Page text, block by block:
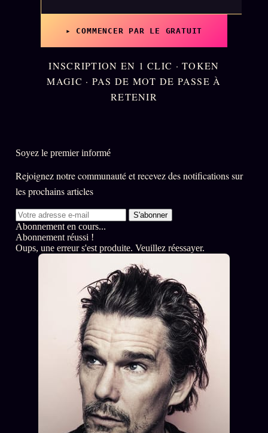
▸ COMMENCER PAR LE GRATUIT
INSCRIPTION EN 1 CLIC · TOKEN
MAGIC · PAS DE MOT DE PASSE À
RETENIR
Soyez le premier informé
Rejoignez notre communauté et recevez des notifications sur
les prochains articles
S'abonner
Abonnement en cours...
Abonnement réussi !
Oups, une erreur s'est produite. Veuillez réessayer.